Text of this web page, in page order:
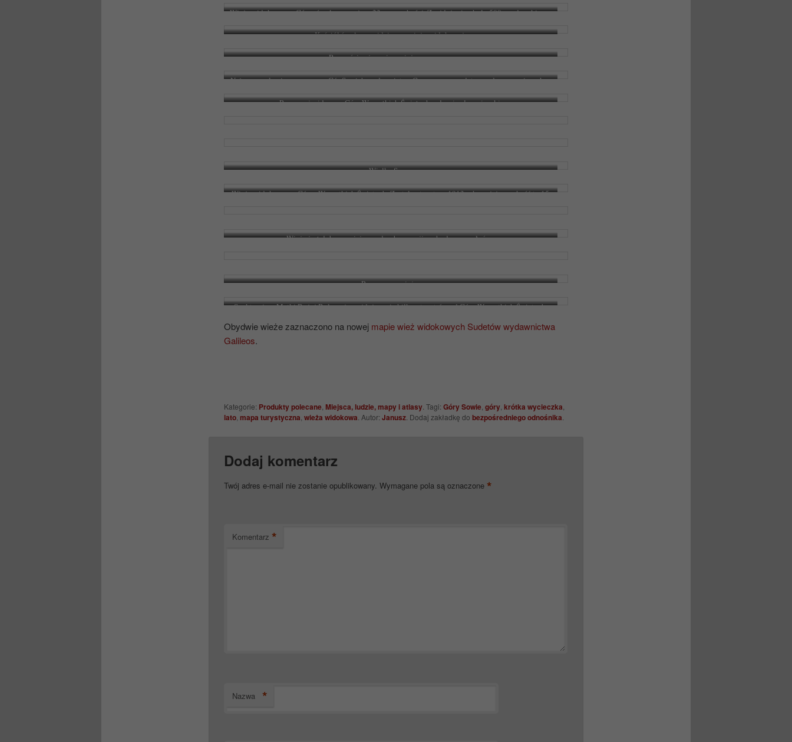
Wieża widokowa na Górze św. Anny, mająca 23 m wysokości. Znajduje się około 500 m od parkingu.
Kościół św. Anny widziany z wieży widokowej.
Rozpościerająca się z wieży panorama.
Najnowsza, laminowana mapaGór Sowich wydawnictwa Compass– przydatna podczas wycieczek w
Po prawej widoczna Góra Wszystkich Świętych – drugi cel wycieczki.
Wielka Sowa.
Wieża widokowa na Górze Wszystkich Świętych. Została otwarta w 1913 roku, a jej wysokość to 15
Wieża jest dobrym miejscem do obserwacji zachodzącego słońca.
Panorama z wieży.
Sanktuarium Matki Bożej Bolesnej, znajdujące się kilkaset metrów od Góry Wszystkich Świętych.
Obydwie wieże zaznaczono na nowej mapie wież widokowych Sudetów wydawnictwa
Galileos.
Kategorie: Produkty polecane Miejsca, ludzie, mapy i atlasy. Tagi: Góry Sowie góry, krótka wycieczka
lato, mapa turystyczna wieża widokowa . Autor: Janusz. Dodaj zakładkę do bezpośredniego odnośnika
Dodaj komentarz
Twój adres e-mail nie zostanie opublikowany. Wymagane pola są oznaczone *
Komentarz *
Nazwa *